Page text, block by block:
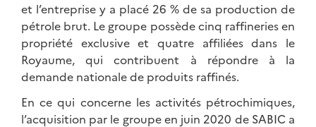
et l’entreprise y a placé 26 % de sa production de
pétrole brut. Le groupe possède cinq raffineries en
propriété exclusive et quatre affiliées dans le
Royaume, qui contribuent à répondre à la
demande nationale de produits raffinés.
En ce qui concerne les activités pétrochimiques,
l’acquisition par le groupe en juin 2020 de SABIC a